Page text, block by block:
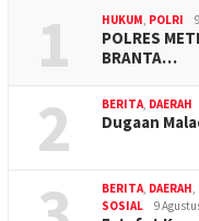
1 HUKUM POLRI
POLRES
BRANTA…
2 BERITA DAERAH
Dugaan
BERITA DAERAH
SOSIAL
9